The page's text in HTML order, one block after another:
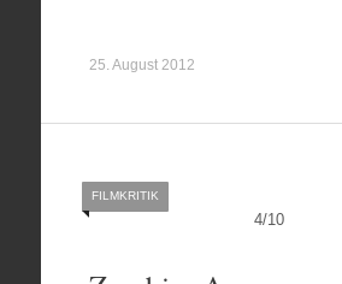
25. August 2012
4/10
FILMKRITIK